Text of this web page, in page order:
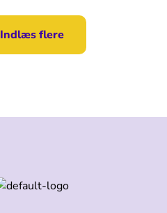
Indlæs flere